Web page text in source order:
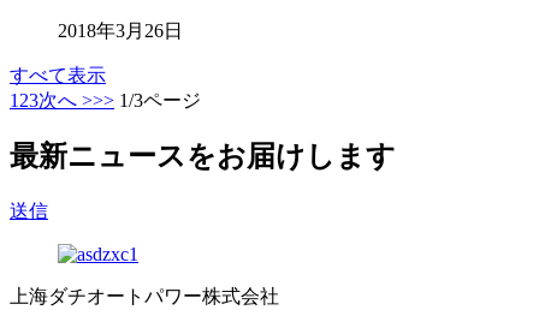
2018年3月26日
すべて表示
1 23次へ >>> 1/3ページ
最新ニュースをお届けします
送信
上海ダチオートパワー株式会社